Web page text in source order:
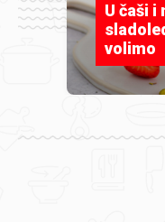
U čaši i
volimo